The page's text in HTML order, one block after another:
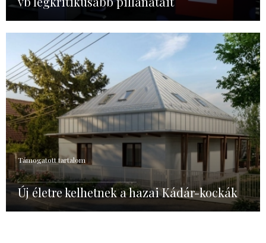
Támogatott tartalom
Új életre kelhetnek a hazai Kádár-kockák